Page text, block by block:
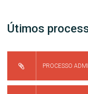
Útimos
PROCESSO